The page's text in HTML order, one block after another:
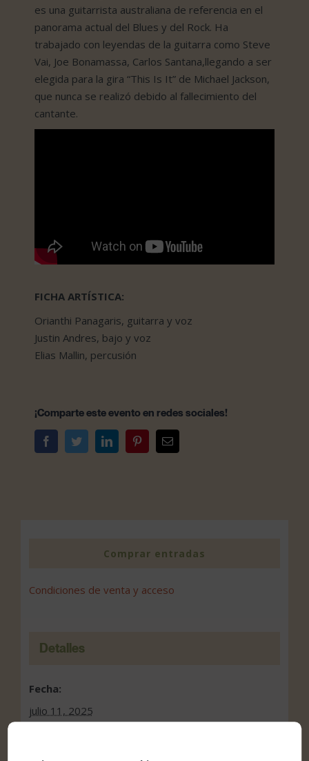
es una guitarrista australiana de referencia en el
panorama actual del Blues y del Rock. Ha
trabajado con leyendas de la guitarra como Steve
Vai, Joe Bonamassa, Carlos Santana,llegando a ser
elegida para la gira “This Is It” de Michael Jackson,
que nunca se realizó debido al fallecimiento del
cantante.
FICHA ARTÍSTICA:
Orianthi Panagaris, guitarra y voz
Justin Andres, bajo y voz
Elias Mallin, percusión
¡Comparte este evento en redes sociales!
FacebookTwitterLinkedInPinterestCorreo
electrónico
Comprar entradas
Condiciones de venta y acceso
Detalles
Fecha:
julio 11, 2025